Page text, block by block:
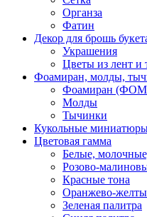
Органза
Фатин
Декор для брошь
Украшения
Цветы из лент и
Фоамиран, молды,
Фоамиран
Молды
Тычинки
Кукольные
Цветовая гамма
Белые,
Розово-
Красные тона
Оранжево-
Зеленая палитра